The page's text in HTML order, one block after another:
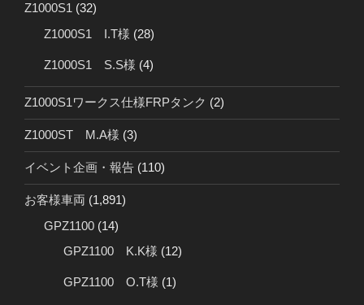
Z1000S1 (32)
Z1000S1 I.T様 (28)
Z1000S1 S.S様 (4)
Z1000S1ワークス仕様FRPタンク (2)
Z1000ST M.A様 (3)
イベント企画・報告 (110)
お客様車両 (1,891)
GPZ1100 (14)
GPZ1100 K.K様 (12)
GPZ1100 O.T様 (1)